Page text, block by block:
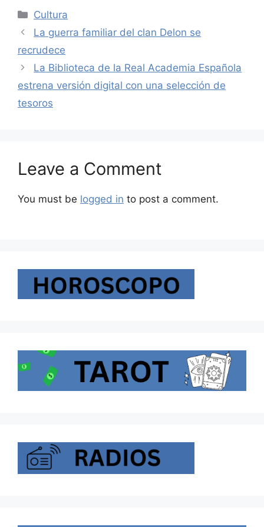
Categories
Cultura
La guerra familiar del clan Delon se
recrudece
La Biblioteca de la Real Academia Española
estrena versión digital con una selección de
tesoros
Leave a Comment
You must be logged in to post a comment.